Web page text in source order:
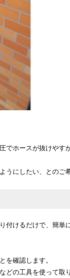
でホースが抜けやす
うにしたい、とのご
付けるだけで、簡単
を確認します。
どの工具を使って取